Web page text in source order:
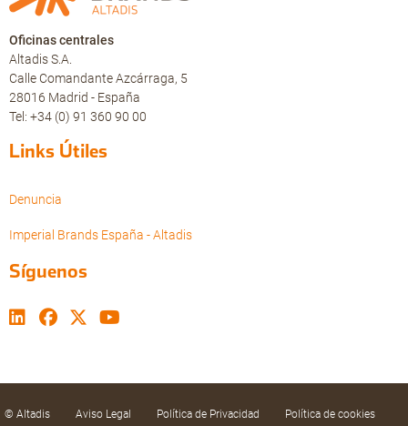
Oficinas centrales
Altadis S.A.
Calle Comandante Azcárraga, 5
28016 Madrid - España
Tel: +34 (0) 91 360 90 00
Links Útiles
Denuncia
Imperial Brands España - Altadis
Síguenos
© Altadis Aviso Legal Política de Privacidad Política de cookies